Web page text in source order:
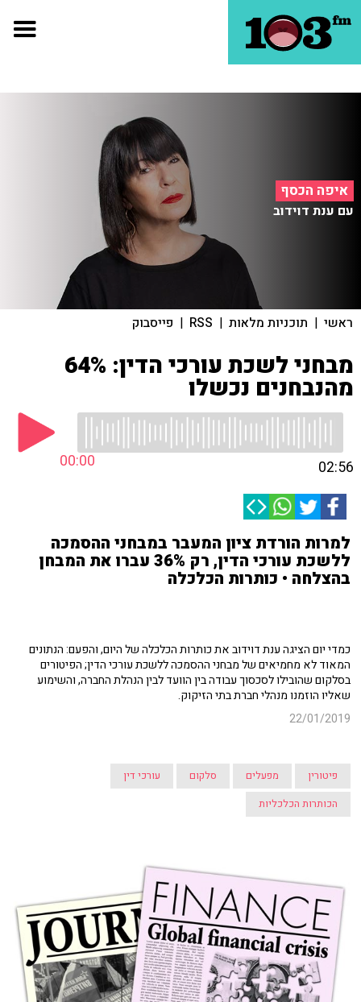
איפה הכסף
עם ענת דוידוב
ראשי | תוכניות מלאות |
RSS
| פייסבוק
מבחני לשכת עורכי הדין: 64%
מהנבחנים נכשלו
00:00 02:56
למרות הורדת ציון המעבר במבחני ההסמכה
ללשכת עורכי הדין, רק 36% עברו את המבחן
בהצלחה • כותרות הכלכלה
כמדי יום הציגה ענת דוידוב את כותרות הכלכלה של היום, והפעם: הנתונים
המאוד לא מחמיאים של מבחני ההסמכה ללשכת עורכי הדין; הפיטורים
בסלקום שהובילו לסכסוך עבודה בין הוועד לבין הנהלת החברה, והשימוע
שאליו הוזמנו מנהלי חברת בתי הזיקוק.
22/01/2019
פיטורין מפעלים סלקום
עורכי דין
הכותרות הכלכליות